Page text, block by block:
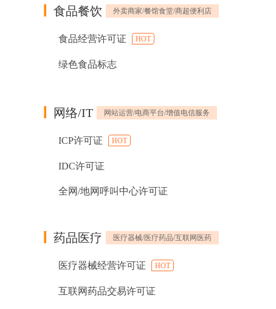
食品餐饮 外卖商家/餐馆食堂/商超便利店
食品经营许可证 HOT
绿色食品标志
网络/IT 网站运营/电商平台/增值电信服务
ICP许可证 HOT
IDC许可证
全网/地网呼叫中心许可证
药品医疗 医疗器械/医疗药品/互联网医药
医疗器械经营许可证 HOT
互联网药品交易许可证